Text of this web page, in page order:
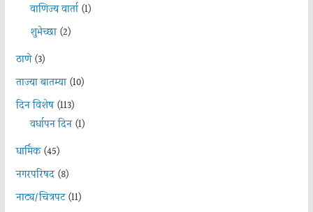
वाणिज्य वार्ता(1)
शुभेच्छा(2)
ठाणे(3)
ताज्या बातम्या(10)
दिन विशेष(113)
वर्धापन दिन(1)
धार्मिक(45)
नगरपरिषद(8)
नाट्य/चित्रपट(11)